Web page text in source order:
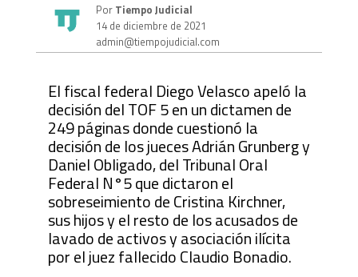
PorTiempo Judicial
14 de diciembre de 2021
admin@tiempojudicial.com
El fiscal federal Diego Velasco apeló la
decisión del TOF 5 en un dictamen de
249 páginas donde cuestionó la
decisión de los jueces Adrián Grunberg y
Daniel Obligado, del Tribunal Oral
Federal N°5 que dictaron el
sobreseimiento de Cristina Kirchner,
sus hijos y el resto de los acusados de
lavado de activos y asociación ilícita
por el juez fallecido Claudio Bonadio.